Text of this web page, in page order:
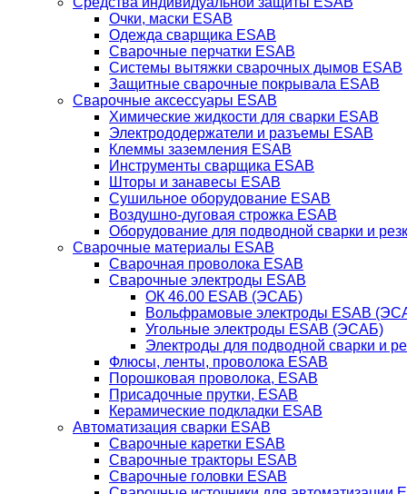
Очки, маски ESAB
Одежда сварщика ESAB
Сварочные перчатки ESAB
Системы вытяжки сварочных дымов ESAB
Защитные сварочные покрывала ESAB
Сварочные аксессуары ESAB
Химические жидкости для сварки ESAB
Электрододержатели и разъемы ESAB
Клеммы заземления ESAB
Инструменты сварщика ESAB
Шторы и занавесы ESAB
Сушильное оборудование ESAB
Воздушно-дуговая строжка ESAB
Оборудование для подводной сварки и
Сварочные материалы ESAB
Сварочная проволока ESAB
Сварочные электроды ESAB
ОК 46.00 ESAB (ЭСАБ)
Вольфрамовые электроды ESAB
Угольные электроды ESAB (ЭСАБ)
Электроды для подводной сварки и
Флюсы, ленты, проволока ESAB
Порошковая проволока, ESAB
Присадочные прутки, ESAB
Керамические подкладки ESAB
Автоматизация сварки ESAB
Сварочные каретки ESAB
Сварочные тракторы ESAB
Сварочные головки ESAB